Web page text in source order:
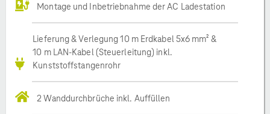
Montage und Inbetriebnahme der AC Ladestation
Lieferung & Verlegung 10 m Erdkabel 5x6 mm² &
10 m LAN-Kabel (Steuerleitung) inkl.
Kunststoffstangenrohr
2 Wanddurchbrüche inkl. Auffüllen